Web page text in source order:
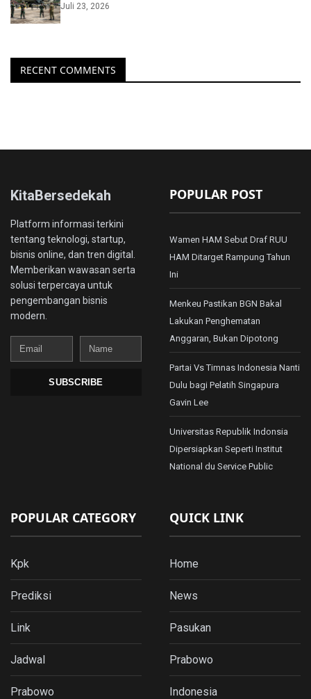
Juli 23, 2026
RECENT COMMENTS
KitaBersedekah
Platform informasi terkini
tentang teknologi, startup,
bisnis online, dan tren digital.
Memberikan wawasan serta
solusi terpercaya untuk
pengembangan bisnis
modern.
Email
Name
SUBSCRIBE
POPULAR POST
Wamen HAM Sebut Draf RUU
HAM Ditarget Rampung Tahun
Ini
Menkeu Pastikan BGN Bakal
Lakukan Penghematan
Anggaran, Bukan Dipotong
Partai Vs Timnas Indonesia Nanti
Dulu bagi Pelatih Singapura
Gavin Lee
Universitas Republik Indonsia
Dipersiapkan Seperti Institut
National du Service Public
POPULAR CATEGORY
Kpk
Prediksi
Link
Jadwal
Prabowo
QUICK LINK
Home
News
Pasukan
Prabowo
Indonesia